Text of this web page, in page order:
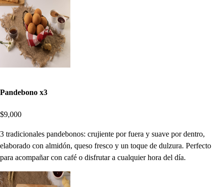
Pandebono x3
$9,000
3 tradicionales pandebonos: crujiente por fuera y suave por dentro,
elaborado con almidón, queso fresco y un toque de dulzura. Perfecto
para acompañar con café o disfrutar a cualquier hora del día.